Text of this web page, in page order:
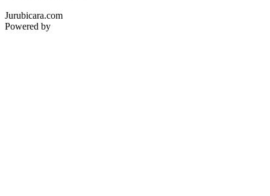
Jurubicara.com
Powered by